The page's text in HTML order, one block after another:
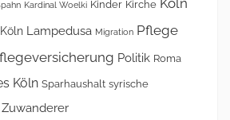
Kardinal Woelki Kinder Kirche Köln
Lampedusa Migration Pflege
Politik Roma
Köln Sparhaushalt syrische
Zuwanderer